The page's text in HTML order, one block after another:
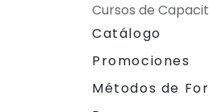
Cursos de
Catálogo
Promociones
Métodos de